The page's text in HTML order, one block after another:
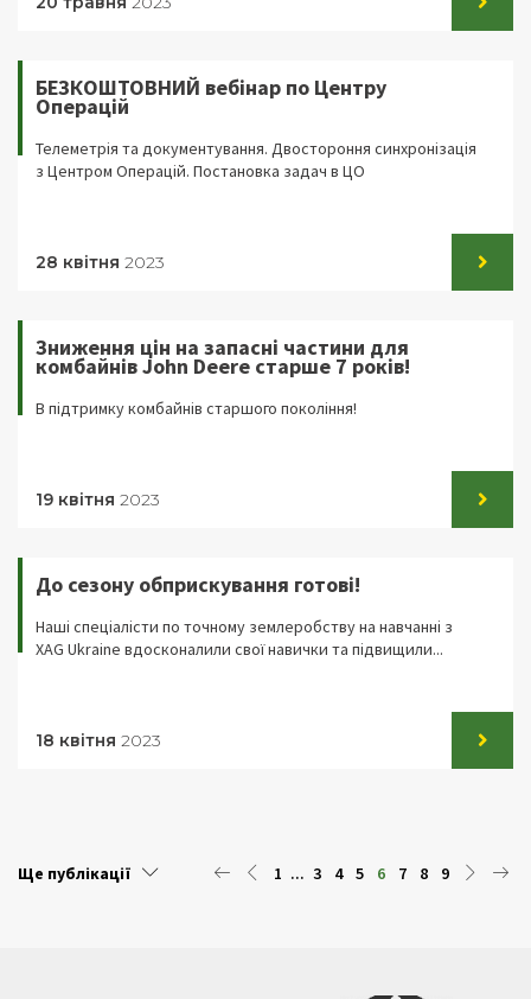
БЕЗКОШТОВНИЙ вебінар по Центру
Операцій
Телеметрія та документування. Двостороння синхронізація
з Центром Операцій. Постановка задач в ЦО
28 квітня 2023
Зниження цін на запасні частини для
комбайнів John Deere старше 7 років!
В підтримку комбайнів старшого покоління!
19 квітня 2023
До сезону обприскування готові!
Наші спеціалісти по точному землеробству на навчанні з
XAG Ukraine вдосконалили свої навички та підвищили...
18 квітня 2023
Ще публікації 1 ... 3 4 5 6 7 8 9